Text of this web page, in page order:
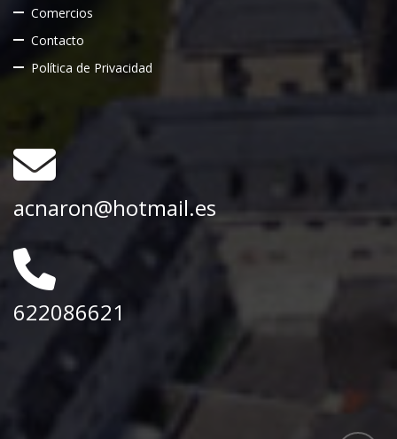
Comercios
Contacto
Política de Privacidad
acnaron@hotmail.es
622086621